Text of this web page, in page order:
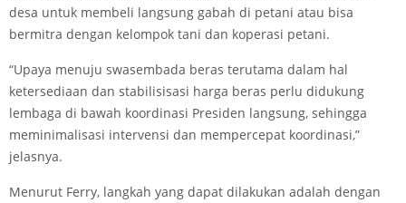
desa untuk membeli langsung gabah di petani atau bisa
bermitra dengan kelompok tani dan koperasi petani.
“Upaya menuju swasembada beras terutama dalam hal
ketersediaan dan stabilisisasi harga beras perlu didukung
lembaga di bawah koordinasi Presiden langsung, sehingga
meminimalisasi intervensi dan mempercepat koordinasi,”
jelasnya.
Menurut Ferry, langkah yang dapat dilakukan adalah dengan